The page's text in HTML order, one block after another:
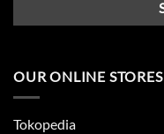
OUR ONLINE STORES
Tokopedia